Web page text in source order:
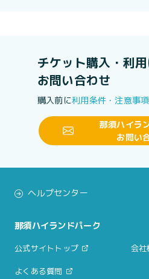
チケット購入・利
お問い合わせ
購入前に利用条件・注意事項
那須ハイラ
お問い
ヘルプセンター
那須ハイランドパーク
公式サイトトップ 会社
よくある質問